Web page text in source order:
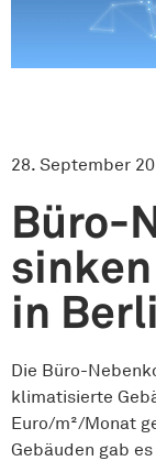
28. September
Büro-
in
Die Büro-
klimatisierte
Euro/m²/Monat
Gebäuden gab